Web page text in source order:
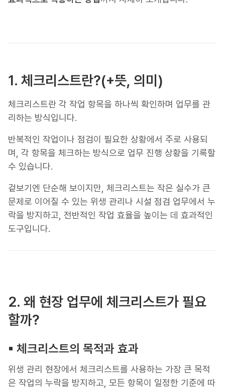
1. 체크리스트란?(+뜻, 의미)
체크리스트란 각 작업 항목을 하나씩 확인하며 업무를 관
리하는 방식입니다.
반복적인 작업이나 점검이 필요한 상황에서 주로 사용되
며, 각 항목을 체크하는 방식으로 업무 진행 상황을 기록할
수 있습니다.
겉보기엔 단순해 보이지만, 체크리스트는 작은 실수가 큰
문제로 이어질 수 있는 위생 관리나 시설 점검 업무에서 누
락을 방지하고, 전반적인 작업 효율을 높이는 데 효과적인
도구입니다.
2. 왜 현장 업무에 체크리스트가 필요
할까?
▪︎ 체크리스트의 목적과 효과
위생 관리 현장에서 체크리스트를 사용하는 가장 큰 목적
은 작업의 누락을 방지하고, 모든 항목이 일정한 기준에 따